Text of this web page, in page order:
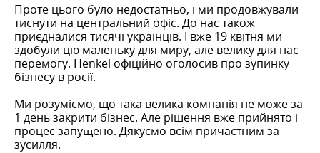
Проте цього було недостатньо, і ми продовжували
тиснути на центральний офіс. До нас також
приєдналися тисячі українців. І вже 19 квітня ми
здобули цю маленьку для миру, але велику для нас
перемогу. Henkel офіційно оголосив про зупинку
бізнесу в росії.
Ми розуміємо, що така велика компанія не може за
1 день закрити бізнес. Але рішення вже прийнято і
процес запущено. Дякуємо всім причастним за
зусилля.